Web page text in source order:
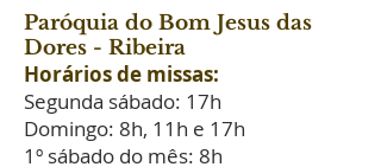
Paróquia do Bom Jesus das
Dores - Ribeira
Horários de missas:
Segunda sábado: 17h
Domingo: 8h, 11h e 17h
1º sábado do mês: 8h